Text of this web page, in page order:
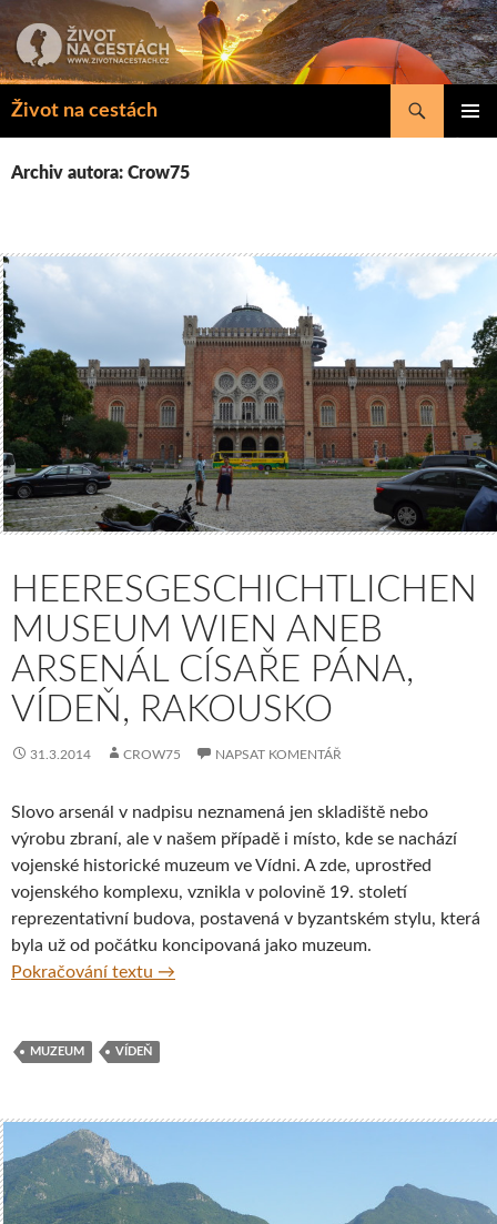
k
obsahu
Život na cestách
Hledat
Archiv autora: Crow75
HEERESGESCHICHTLICHEN
MUSEUM WIEN ANEB
ARSENÁL CÍSAŘE PÁNA,
VÍDEŇ, RAKOUSKO
31.3.2014 CROW75 NAPSAT KOMENTÁŘ
Slovo arsenál v nadpisu neznamená jen skladiště nebo
výrobu zbraní, ale v našem případě i místo, kde se nachází
vojenské historické muzeum ve Vídni. A zde, uprostřed
vojenského komplexu, vznikla v polovině 19. století
reprezentativní budova, postavená v byzantském stylu, která
byla už od počátku koncipovaná jako muzeum.
Pokračování textu Heeresgeschichtlichen Museum Wien
→
MUZEUM VÍDEŇ